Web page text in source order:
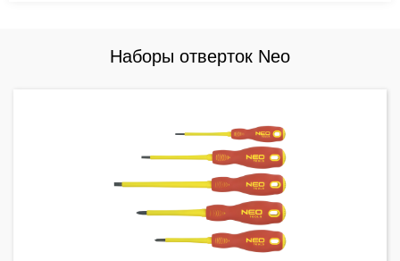
Наборы отверток Neo